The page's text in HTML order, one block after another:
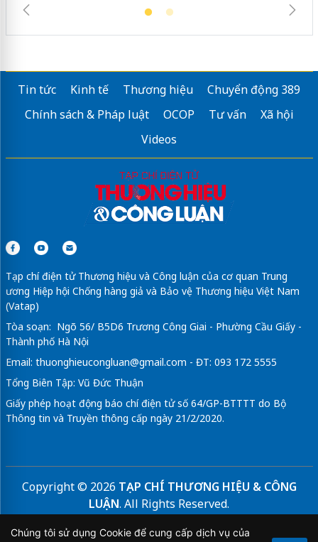
Tin tức Kinh tế Thương hiệu
Chuyển động 389
Chính sách & Pháp luật
OCOP Tư vấn
Xã hội
Videos
Tạp chí điện tử Thương hiệu và Công luận của cơ quan Trung
ương Hiệp hội Chống hàng giả và Bảo vệ Thương hiệu Việt Nam
(Vatap)
Tòa soạn: Ngõ 56/ B5D6 Trương Công Giai - Phường Cầu Giấy -
Thành phố Hà Nội
Email: thuonghieucongluan@gmail.com - ĐT: 093 172 5555
Tổng Biên Tập: Vũ Đức Thuận
Giấy phép hoạt động báo chí điện tử số 64/GP-BTTTT do Bộ
Thông tin và Truyền thông cấp ngày 21/2/2020.
Copyright © 2026 TẠP CHÍ THƯƠNG HIỆU & CÔNG
LUẬN. All Rights Reserved.
Bản quyền thuộc Tạp chí Thương hiệu và Công luận. Cấm
Chúng tôi sử dụng Cookie để cung cấp dịch vụ của